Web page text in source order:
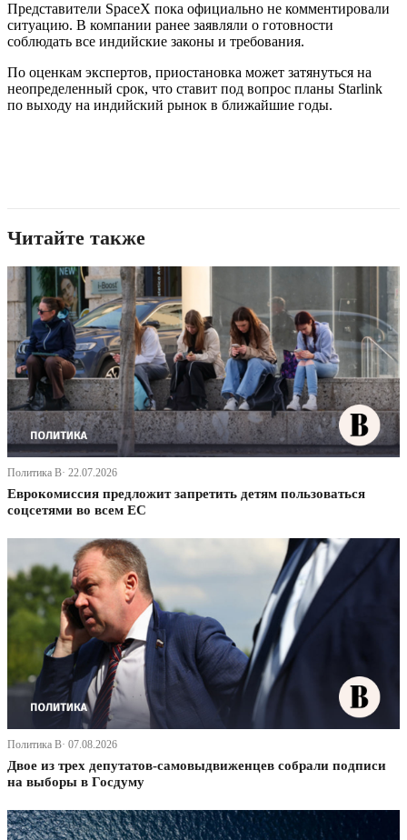
Представители SpaceX пока официально не комментировали
ситуацию. В компании ранее заявляли о готовности
соблюдать все индийские законы и требования.
По оценкам экспертов, приостановка может затянуться на
неопределенный срок, что ставит под вопрос планы Starlink
по выходу на индийский рынок в ближайшие годы.
Читайте также
Политика В· 22.07.2026
Еврокомиссия предложит запретить детям пользоваться
соцсетями во всем ЕС
Политика В· 07.08.2026
Двое из трех депутатов-самовыдвиженцев собрали подписи
на выборы в Госдуму